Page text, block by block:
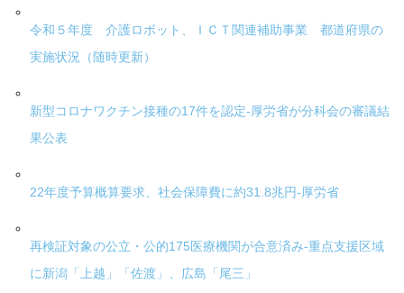
令和５年度 介護ロボット、ＩＣＴ関連補助事業 都道府県の
実施状況（随時更新）
新型コロナワクチン接種の17件を認定-厚労省が分科会の審議結
果公表
22年度予算概算要求、社会保障費に約31.8兆円-厚労省
再検証対象の公立・公的175医療機関が合意済み-重点支援区域
に新潟「上越」「佐渡」、広島「尾三」